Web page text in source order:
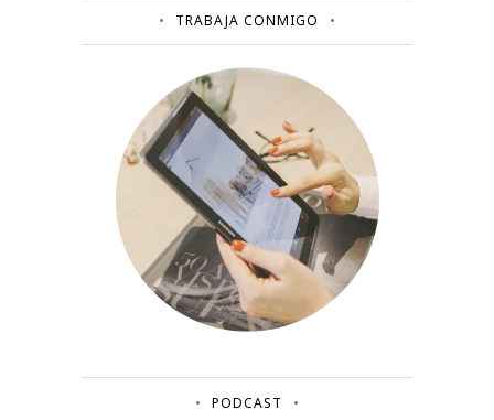
TRABAJA CONMIGO
PODCAST